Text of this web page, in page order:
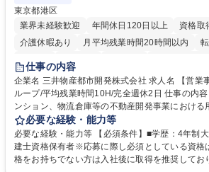
東京都港区
業界未経験歓迎
年間休日120日以上
資格取
介護休暇あり
月平均残業時間20時間以内
在宅OK
賞与あり
駅近5分以内
土日祝休み 寮・社宅あり
仕事の内容
企業名 三井物産都市開発株式会社 求人名 【営業事務】業務職/三井物産グ
ループ/平均残業時間10H/完全週休2日 仕事の内容 オフィスビル、賃貸マ
ンション、物流倉庫等の不動産開発事業における
貸運営、売却、仲介・活用提案等を行う営業部門
いただきます。 【詳細】・契約書管理、契約書製本、捺印対応、ファイリ
ング、登記簿取得、調書取得・支払業務（各種費
求・支払データ登録、取引先マスター申請対応）
必要な経験・能力等
必要な経験・能力等 【必須条件】■学歴：4年制
建士資格保有者※応募に際し必須としている資格
格をお持ちでない方は入社後に取得を推奨してお